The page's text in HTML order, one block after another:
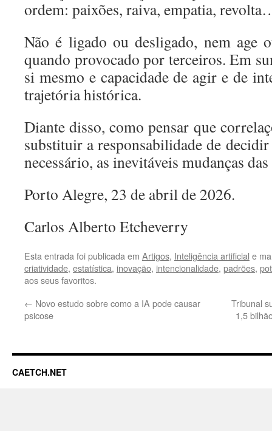
ordem: paixões, raiva, empatia,
Não é ligado ou desligado, nem age
quando provocado por terceiros. Em
si mesmo e capacidade de agir e de
trajetória histórica.
Diante disso, como pensar que
substituir a responsabilidade de
necessário, as inevitáveis mudanças
Porto Alegre, 23 de abril de 2026.
Carlos Alberto Etcheverry
Esta entrada foi publicada em Artigos, Inteligência artificial e
criatividade, estatística, inovação, intencionalidade, padrões,
aos seus favoritos.
← Novo estudo sobre como a IA pode causar
psicose
Tribunal
1,5
CAETCH.NET